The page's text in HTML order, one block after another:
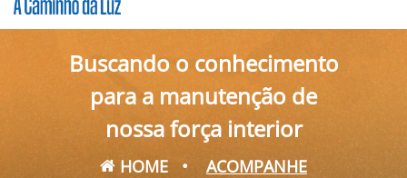
Buscando o conhecimento
para a manutenção de
nossa força interior
HOME • ACOMPANHE